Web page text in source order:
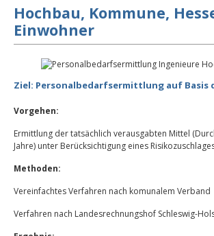
Hochbau, Kommune,
Einwohner
Ziel: Personalbedarfsermittlung auf Basis
Vorgehen:
Ermittlung der tatsächlich verausgabten Mittel
Jahre) unter Berücksichtigung eines
Methoden:
Vereinfachtes Verfahren nach komunalem Verband
Verfahren nach Landesrechnungshof Schleswig-